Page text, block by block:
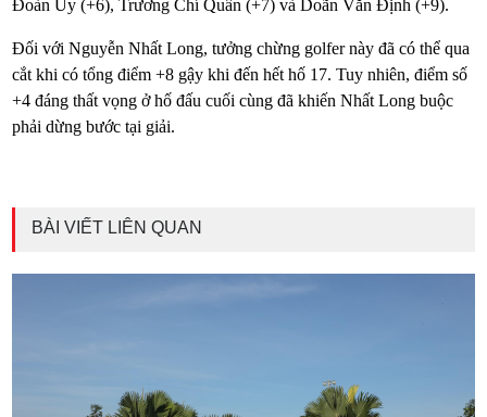
Đoàn Uy (+6), Trương Chí Quân (+7) và Doãn Văn Định (+9).
Đối với Nguyễn Nhất Long, tưởng chừng golfer này đã có thể qua
cắt khi có tổng điểm +8 gậy khi đến hết hố 17. Tuy nhiên, điểm số
+4 đáng thất vọng ở hố đấu cuối cùng đã khiến Nhất Long buộc
phải dừng bước tại giải.
BÀI VIẾT LIÊN QUAN